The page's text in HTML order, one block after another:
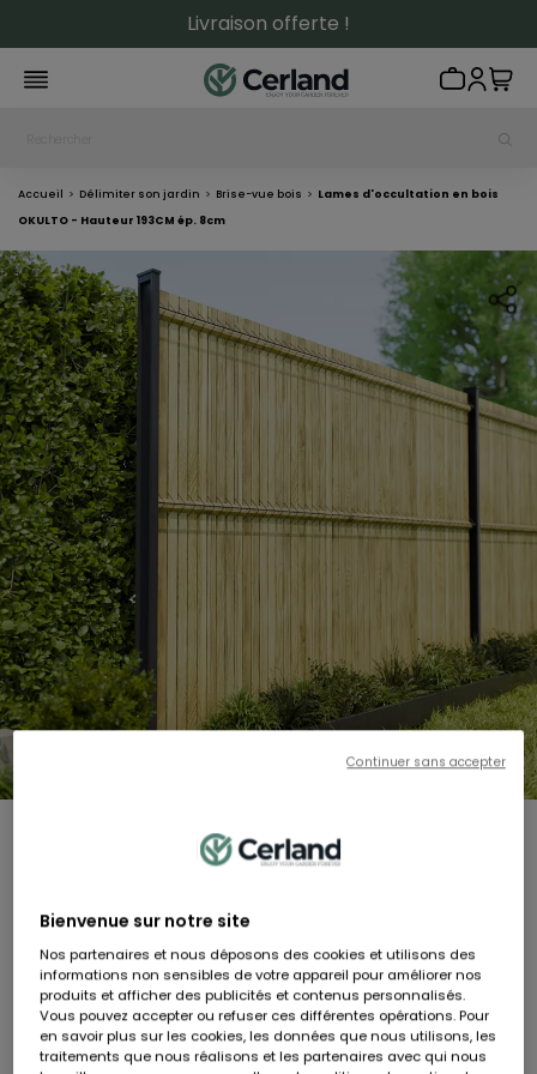
Livraison offerte !
Accueil Délimiter son jardin Brise-vue bois
Lames d'occultation en bois
OKULTO - Hauteur 193CM ép. 8cm
Lames d'occultation en bois OKULTO - Hauteur 193CM ép. 8cm
89,90 €
Dont 0,23 € d'éco-participation
En stock
Livraison à domicile sous 8 jours ouvrés
AJOUTER AU PANIER
Bienvenue sur notre site
Nos partenaires et nous déposons des cookies et utilisons des
informations non sensibles de votre appareil pour améliorer nos
produits et afficher des publicités et contenus personnalisés.
Vous pouvez accepter ou refuser ces différentes opérations. Pour
en savoir plus sur les cookies, les données que nous utilisons, les
traitements que nous réalisons et les partenaires avec qui nous
Continuer sans accepter